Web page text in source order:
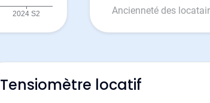
Ancienneté des
Tensiomètre locatif